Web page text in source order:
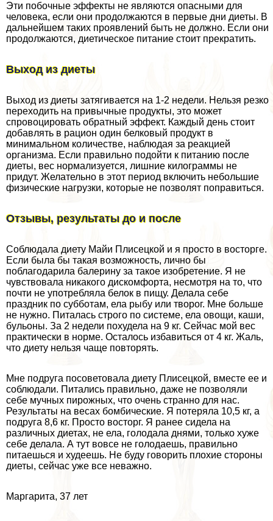
Эти побочные эффекты не являются опасными для
человека, если они продолжаются в первые дни диеты. В
дальнейшем таких проявлений быть не должно. Если они
продолжаются, диетическое питание стоит прекратить.
Выход из диеты
Выход из диеты затягивается на 1-2 недели. Нельзя резко
переходить на привычные продукты, это может
спровоцировать обратный эффект. Каждый день стоит
добавлять в рацион один белковый продукт в
минимальном количестве, наблюдая за реакцией
организма. Если правильно подойти к питанию после
диеты, вес нормализуется, лишние килограммы не
придут. Желательно в этот период включить небольшие
физические нагрузки, которые не позволят поправиться.
Отзывы, результаты до и после
Соблюдала диету Майи Плисецкой и я просто в восторге.
Если была бы такая возможность, лично бы
поблагодарила балерину за такое изобретение. Я не
чувствовала никакого дискомфорта, несмотря на то, что
почти не употрeбляла белок в пищу. Делала себе
праздник по субботам, ела рыбу или творог. Мне больше
не нужно. Питалась строго по системе, ела овощи, каши,
бульоны. За 2 недели похудела на 9 кг. Сейчас мой вес
пpaктически в норме. Осталось избавиться от 4 кг. Жаль,
что диету нельзя чаще повторять.
Мне подруга посоветовала диету Плисецкой, вместе ее и
соблюдали. Питались правильно, даже не позволяли
себе мучных пирожных, что очень странно для нас.
Результаты на весах бомбические. Я потеряла 10,5 кг, а
подруга 8,6 кг. Просто восторг. Я ранее сидела на
различных диетах, не ела, голодала днями, только хуже
себе делала. А тут вовсе не голодаешь, правильно
питаешься и худеешь. Не буду говорить плохие стороны
диеты, сейчас уже все неважно.
Маргарита, 37 лет